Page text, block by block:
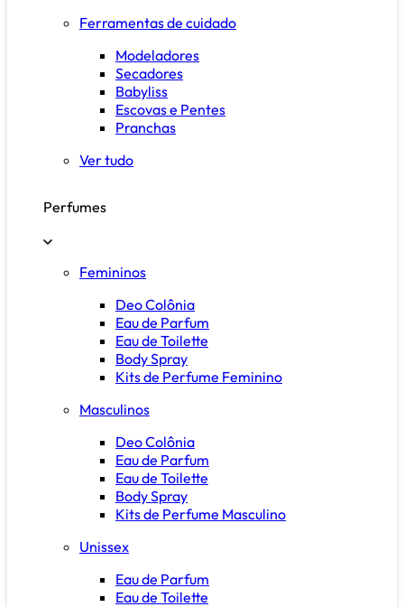
Ferramentas de cuidado
Modeladores
Secadores
Babyliss
Escovas e Pentes
Pranchas
Ver tudo
Perfumes
Femininos
Deo Colônia
Eau de Parfum
Eau de Toilette
Body Spray
Kits de Perfume Feminino
Masculinos
Deo Colônia
Eau de Parfum
Eau de Toilette
Body Spray
Kits de Perfume Masculino
Unissex
Eau de Parfum
Eau de Toilette